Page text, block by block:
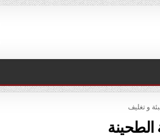
و تغليف
الطحينة